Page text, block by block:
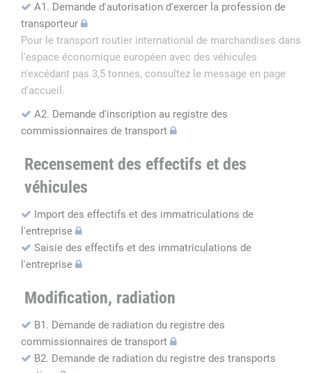
A1. Demande d'autorisation d'exercer la profession de
transporteur
Pour le transport routier international de marchandises dans
l'espace économique européen avec des véhicules
n'excédant pas 3,5 tonnes, consultez le message en page
d'accueil.
A2. Demande d'inscription au registre des
commissionnaires de transport
Recensement des effectifs et des
véhicules
Import des effectifs et des immatriculations de
l'entreprise
Saisie des effectifs et des immatriculations de
l'entreprise
Modification, radiation
B1. Demande de radiation du registre des
commissionnaires de transport
B2. Demande de radiation du registre des transports